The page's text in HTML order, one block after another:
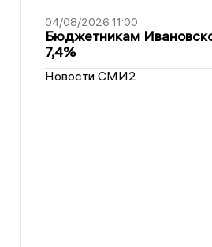
04/08/2026 11:00
Бюджетникам
7,4%
Новости СМИ2